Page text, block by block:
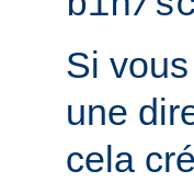
Si
une
cela